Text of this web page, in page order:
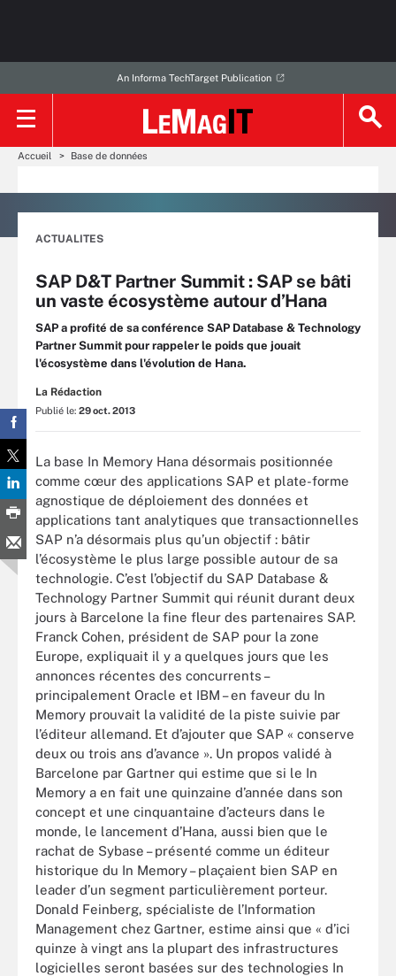
An Informa TechTarget Publication
Accueil Base de données
ACTUALITES
SAP D&T Partner Summit : SAP se bâti
un vaste écosystème autour d’Hana
SAP a profité de sa conférence SAP Database & Technology
Partner Summit pour rappeler le poids que jouait
l'écosystème dans l'évolution de Hana.
La Rédaction
Publié le: 29 oct. 2013
La base In Memory Hana désormais positionnée
comme cœur des applications SAP et plate-forme
agnostique de déploiement des données et
applications tant analytiques que transactionnelles
SAP n’a désormais plus qu’un objectif : bâtir
l’écosystème le plus large possible autour de sa
technologie. C’est l’objectif du SAP Database &
Technology Partner Summit qui réunit durant deux
jours à Barcelone la fine fleur des partenaires SAP.
Franck Cohen, président de SAP pour la zone
Europe, expliquait il y a quelques jours que les
annonces récentes des concurrents –
principalement Oracle et IBM – en faveur du In
Memory prouvait la validité de la piste suivie par
l’éditeur allemand. Et d’ajouter que SAP « conserve
deux ou trois ans d’avance ». Un propos validé à
Barcelone par Gartner qui estime que si le In
Memory a en fait une quinzaine d’année dans son
concept et une cinquantaine d’acteurs dans le
monde, le lancement d’Hana, aussi bien que le
rachat de Sybase – présenté comme un éditeur
historique du In Memory – plaçaient bien SAP en
leader d’un segment particulièrement porteur.
Donald Feinberg, spécialiste de l’Information
Management chez Gartner, estime ainsi que « d’ici
quinze à vingt ans la plupart des infrastructures
logicielles seront basées sur des technologies In